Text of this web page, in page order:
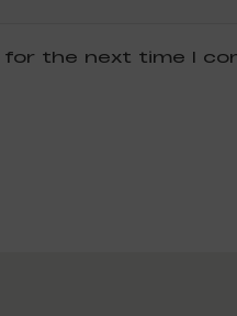
for the next time I